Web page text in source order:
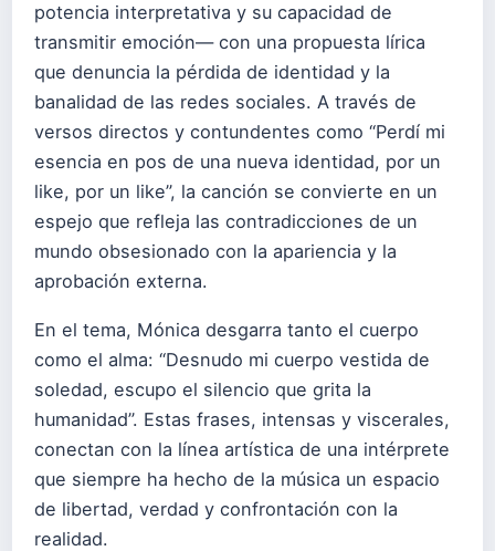
potencia interpretativa y su capacidad de
transmitir emoción— con una propuesta lírica
que denuncia la pérdida de identidad y la
banalidad de las redes sociales. A través de
versos directos y contundentes como “Perdí mi
esencia en pos de una nueva identidad, por un
like, por un like”, la canción se convierte en un
espejo que refleja las contradicciones de un
mundo obsesionado con la apariencia y la
aprobación externa.
En el tema, Mónica desgarra tanto el cuerpo
como el alma: “Desnudo mi cuerpo vestida de
soledad, escupo el silencio que grita la
humanidad”. Estas frases, intensas y viscerales,
conectan con la línea artística de una intérprete
que siempre ha hecho de la música un espacio
de libertad, verdad y confrontación con la
realidad.